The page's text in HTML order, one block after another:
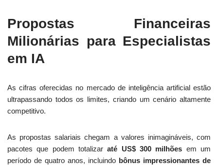
Propostas Financeiras
Milionárias para Especialistas
em IA
As cifras oferecidas no mercado de inteligência artificial estão
ultrapassando todos os limites, criando um cenário altamente
competitivo.
As propostas salariais chegam a valores inimagináveis, com
pacotes que podem totalizaraté US$ 300 milhões em um
período de quatro anos, incluindo bônus impressionantes de